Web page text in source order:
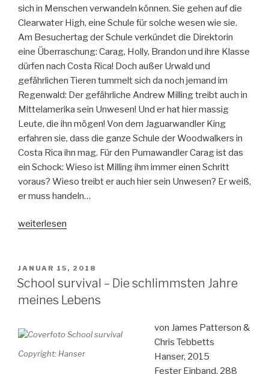
sich in Menschen verwandeln können. Sie gehen auf die
Clearwater High, eine Schule für solche wesen wie sie.
Am Besuchertag der Schule verkündet die Direktorin
eine Überraschung: Carag, Holly, Brandon und ihre Klasse
dürfen nach Costa Rica! Doch außer Urwald und
gefährlichen Tieren tummelt sich da noch jemand im
Regenwald: Der gefährliche Andrew Milling treibt auch in
Mittelamerika sein Unwesen! Und er hat hier massig
Leute, die ihn mögen! Von dem Jaguarwandler King
erfahren sie, dass die ganze Schule der Woodwalkers in
Costa Rica ihn mag. Für den Pumawandler Carag ist das
ein Schock: Wieso ist Milling ihm immer einen Schritt
voraus? Wieso treibt er auch hier sein Unwesen? Er weiß,
er muss handeln…
„Woodwalkers
–
Fremde
Wildnis“
weiterlesen
VERÖFFENTLICHT
AM
JANUAR 15, 2018
School survival – Die schlimmsten Jahre
meines Lebens
Copyright: Hanser
von James Patterson &
Chris Tebbetts
Hanser, 2015
Fester Einband, 288